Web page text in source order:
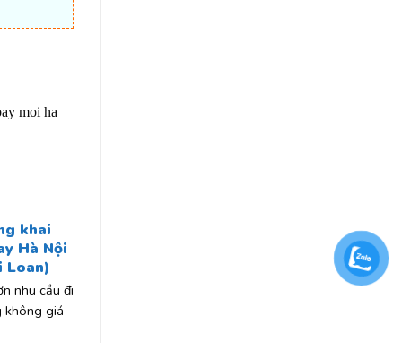
khai
Hà Nội
Loan)
nhu cầu đi
không giá